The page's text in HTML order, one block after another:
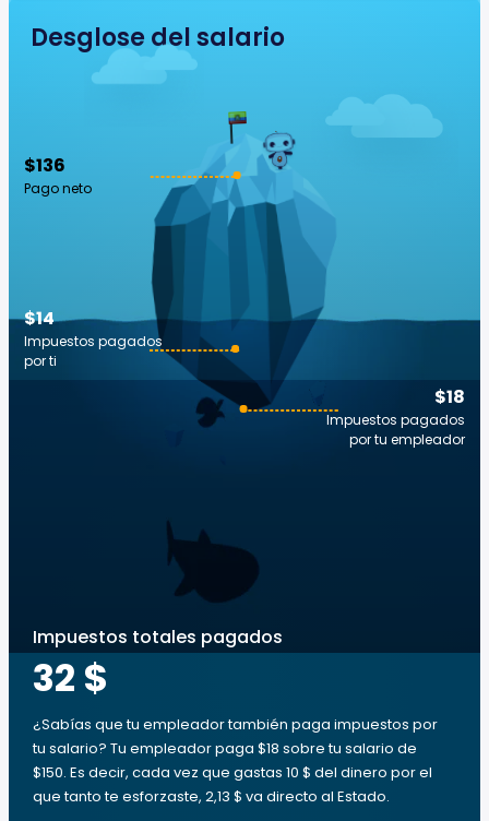
Desglose del salario
$136
Pago neto
$18
Impuestos pagados
por tu empleador
$14
Impuestos pagados
por ti
Impuestos totales pagados
32 $
¿Sabías que tu empleador también paga impuestos por
tu salario? Tu empleador paga $18 sobre tu salario de
$150. Es decir, cada vez que gastas 10 $ del dinero por el
que tanto te esforzaste, 2,13 $ va directo al Estado.